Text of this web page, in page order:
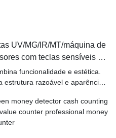
UV/MG/IR/MT/máquina de
com teclas sensíveis ao
funcionalidade e estética.
estrutura razoável e aparência
que passaram nos testes
desempenho